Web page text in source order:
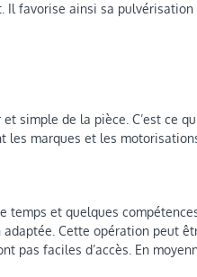
favorise ainsi sa
simple de la pièce. C’est ce
les marques et les
temps et quelques
Cette opération peut
pas faciles d’accès. En